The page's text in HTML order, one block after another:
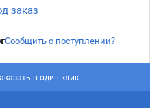
заказ
Сообщить о поступлении?
в один клик